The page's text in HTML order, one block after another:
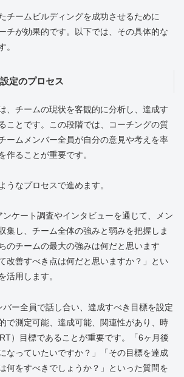
チームビルディングを成功させるために
チが効果的です。以下では、その具体的な
。
定のプロセス
、チームの現状を客観的に分析し、達成す
ことです。この段階では、コーチングの質
ームメンバー全員が自分の意見や考えを率
作ることが重要です。
うなプロセスで進めます。
ケート調査やインタビューを通じて、メン
集し、チーム全体の強みと弱みを把握しま
のチームの最大の強みは何だと思います
改善すべき点は何だと思いますか？」とい
活用します。
バー全員で話し合い、達成すべき目標を設定
で測定可能、達成可能、関連性があり、時
）目標であることが重要です。「6ヶ月後
なっていたいですか？」「その目標を達成
何をすべきでしょうか？」といった質問を